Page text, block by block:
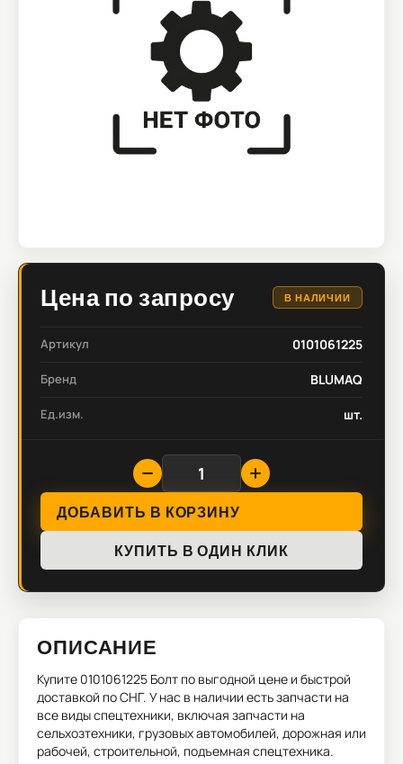
Цена по запросу В НАЛИЧИИ
Артикул 0101061225
Бренд BLUMAQ
Ед.изм. шт.
ДОБАВИТЬ В КОРЗИНУ
КУПИТЬ В ОДИН КЛИК
ОПИСАНИЕ
Купите 0101061225 Болт по выгодной цене и быстрой
доставкой по СНГ. У нас в наличии есть запчасти на
все виды спецтехники, включая запчасти на
сельхозтехники, грузовых автомобилей, дорожная или
рабочей, строительной, подъемная спецтехника.